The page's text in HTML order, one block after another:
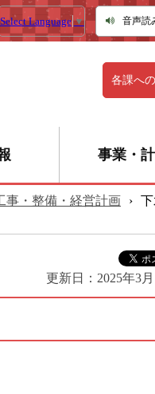
Select Language ▼ 音声読
各課への
事業・
事・整備・経営計画 ›
更新日： 2025年3